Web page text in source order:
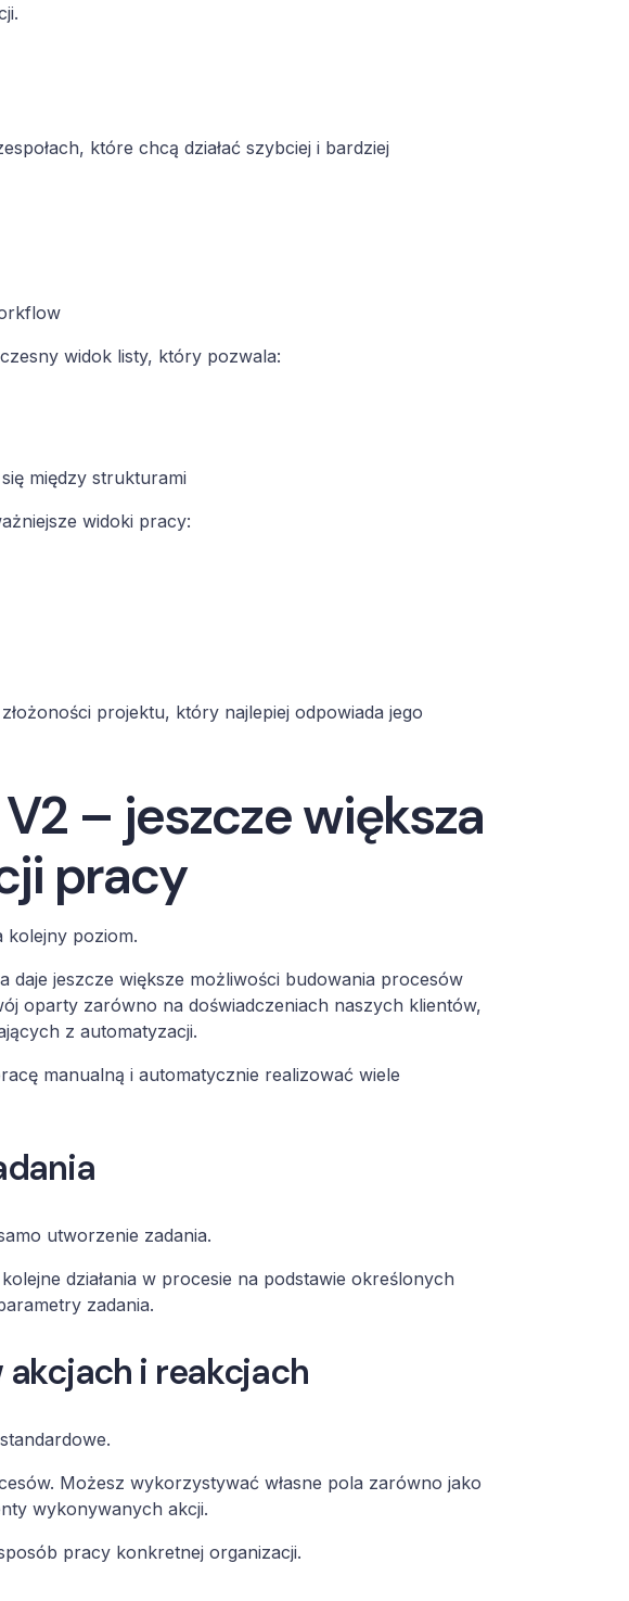
które chcą działać szybciej i bardziej
widok listy, który pozwala:
między strukturami
widoki pracy:
projektu, który najlepiej odpowiada jego
– jeszcze większa
pracy
kolejny poziom.
daje jeszcze większe możliwości budowania procesów
oparty zarówno na doświadczeniach naszych klientów,
z automatyzacji.
manualną i automatycznie realizować wiele
utworzenie zadania.
działania w procesie na podstawie określonych
zadania.
akcjach i reakcjach
Możesz wykorzystywać własne pola zarówno jako
wykonywanych akcji.
pracy konkretnej organizacji.